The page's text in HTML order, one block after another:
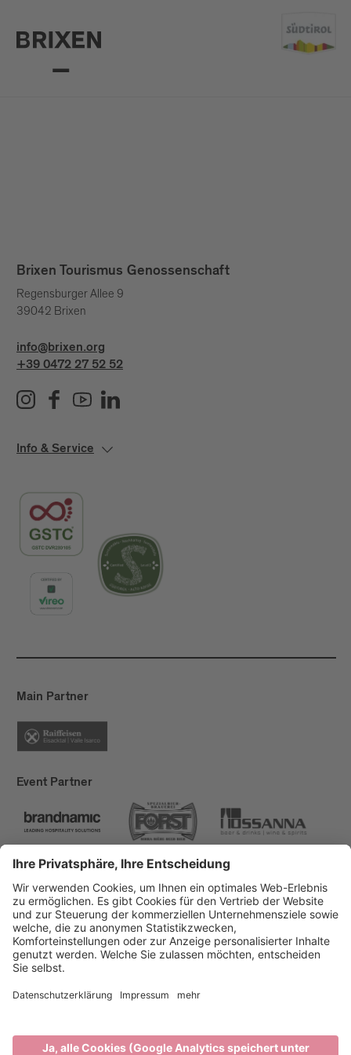
Brixen Tourismus Genossenschaft
Regensburger Allee 9
39042 Brixen
info@brixen.org
+39 0472 27 52 52
Info & Service
Main Partner
Event Partner
Brixen Tourismus
Privacy
Impressum
Förderungen
produced by